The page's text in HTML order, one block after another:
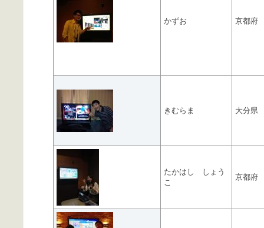
かずお 京都府
きむらま 大分県
たかはし しょう
こ
京都府